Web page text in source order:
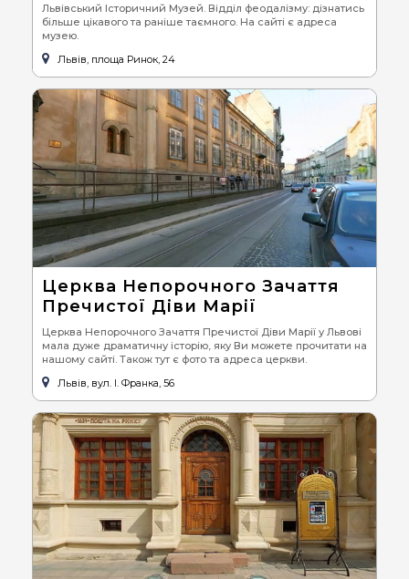
Львівський Історичний Музей. Відділ феодалізму: дізнатись
більше цікавого та раніше таємного. На сайті є адреса
музею.
Львів, площа Ринок, 24
Церква Непорочного Зачаття
Пречистої Діви Марії
Церква Непорочного Зачаття Пречистої Діви Марії у Львові
мала дуже драматичну історію, яку Ви можете прочитати на
нашому сайті. Також тут є фото та адреса церкви.
Львів, вул. І. Франка, 56